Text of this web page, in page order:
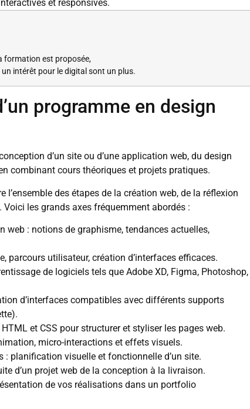
et responsives.
formation est proposée,
intérêt pour le digital sont un plus.
programme en design
d’un site ou d’une application web, du design
combinant cours théoriques et projets pratiques.
l’ensemble des étapes de la création web, de la réflexion
Voici les grands axes fréquemment abordés :
web : notions de graphisme, tendances actuelles,
parcours utilisateur, création d’interfaces efficaces.
de logiciels tels que Adobe XD, Figma, Photoshop,
d’interfaces compatibles avec différents supports
et CSS pour structurer et styliser les pages web.
micro-interactions et effets visuels.
: planification visuelle et fonctionnelle d’un site.
d’un projet web de la conception à la livraison.
de vos réalisations dans un portfolio